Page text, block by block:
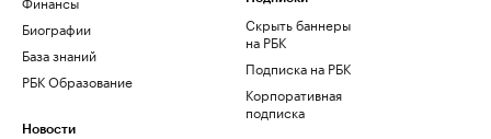
Биографии
База знаний
РБК Образование
Новости
Скрыть баннеры
на РБК
Подписка на РБК
Корпоративная
подписка